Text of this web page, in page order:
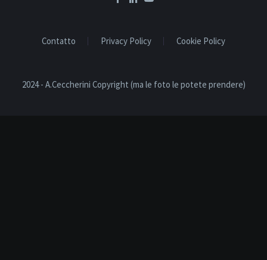
Contatto Privacy Policy Cookie Policy
2024 - A.Ceccherini Copyright (ma le foto le potete prendere)